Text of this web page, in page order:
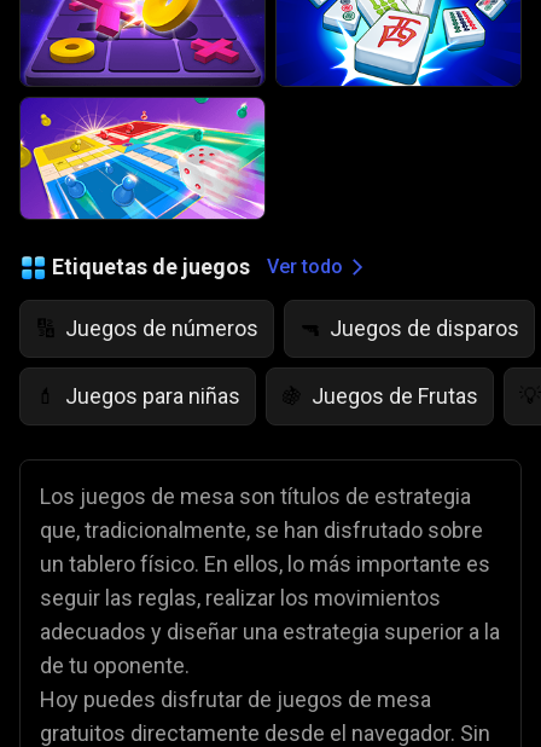
Etiquetas de juegos Ver todo
🔢 Juegos de números 🔫 Juegos de disparos
💄 Juegos para niñas 🍇 Juegos de Frutas 💡
Los juegos de mesa son títulos de estrategia
que, tradicionalmente, se han disfrutado sobre
un tablero físico. En ellos, lo más importante es
seguir las reglas, realizar los movimientos
adecuados y diseñar una estrategia superior a la
de tu oponente.
Hoy puedes disfrutar de juegos de mesa
gratuitos directamente desde el navegador. Sin